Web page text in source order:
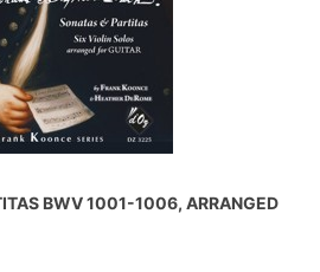
BWV 1001-1006, ARRANGED